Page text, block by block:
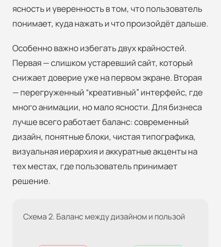
ясность и уверенность в том, что пользователь
понимает, куда нажать и что произойдёт дальше.
Особенно важно избегать двух крайностей.
Первая — слишком устаревший сайт, который
снижает доверие уже на первом экране. Вторая
— перегруженный “креативный” интерфейс, где
много анимации, но мало ясности. Для бизнеса
лучше всего работает баланс: современный
дизайн, понятные блоки, чистая типографика,
визуальная иерархия и аккуратные акценты на
тех местах, где пользователь принимает
решение.
Схема 2. Баланс между дизайном и пользой